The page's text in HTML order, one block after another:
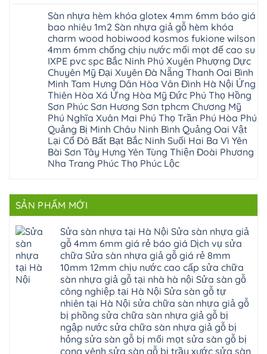
Nam
Định
Sóc
Sơn
Ninh
Bình
Thái
Bình
Vĩnh
Phúc
Tây
Hồ
Thanh
Hóa
Đống
Đa
Nghệ
An
đà
nẵng
thanh
xuân
cầu
giấy
hoành
bồ
hạ
long
ninh
giang
hoàng
mai
quảng
ninh
tây
hồ
sơn
tây
thất
mê
linh
thanh
quốc
đông
phòng
xuyên
đống
nhựa
composite
Phúc
Thọ
Phúc
Lộc
Hát
Môn
Sài
Gòn
Thạch
Thất
Hạ
Bằng
Tây
Phương
tphcm
Hòa
Lạc
Yên
Xuân
Đạo
Đà
Nẵng
Đồng
Dương
Đồng
Khánh
nghiệp
tại
Hà
Nội
Sửa
sàn
nhựa
giả
gỗ
Sửa
mặt
bậc
cầu
thang
nhựa
sửa
cửa
nhựa
composite
Thanh
Nam
Phù
Thanh
Thượng
Phúc
Thường
Chương
Dương
Hồng
Xuyên
bình
luận
ở
Sửa
sàn
gỗ
bị
hở
tại
Hà
Nội
Sửa
sàn
gỗ
công
nghiệp
bị
hở
Sửa
sàn
Sửa
mặt
bậc
cầu
nhựa
nhựa
composite
Xuân
Đông
Ngạc
Quảng
Thượng
Sàn nhựa hèm khóa glotex 4mm 6mm báo giá
bao nhiêu 1m2 Sàn nhựa giả gỗ hèm khóa
charm wood hobiwood kosmos fukione wilson
4mm 6mm chống chịu nước mối mọt đế cao su
IXPE pvc spc Bắc Ninh Phú Xuyên Phượng Dực
Chuyên Mỹ Đại Xuyên Đà Nẵng Thanh Oai Bình
Minh Tam Hưng Dân Hòa Vân Đình Hà Nội Ứng
Thiên Hòa Xá Ứng Hòa Mỹ Đức Phú Thọ Hồng
Sơn Phúc Sơn Hương Sơn tphcm Chương Mỹ
Phú Nghĩa Xuân Mai Phú Thọ Trần Phú Hòa Phú
Quảng Bị Minh Châu Ninh Bình Quảng Oai Vật
Lại Cổ Đô Bất Bạt Bắc Ninh Suối Hai Ba Vì Yên
Bài Sơn Tây Hưng Yên Tùng Thiện Đoài Phương
Nha Trang Phúc Thọ Phúc Lộc
luận
ở
Sàn
khóa
glotex
4mm
6mm
nhiêu
nhựa
SẢN PHẨM MỚI
Sửa sàn nhựa tại Hà Nội Sửa sàn nhựa giả
gỗ 4mm 6mm giá rẻ báo giá Dịch vụ sửa
chữa Sửa sàn nhựa giả gỗ giá rẻ 8mm
10mm 12mm chịu nước cao cấp sửa chữa
sàn nhựa giả gỗ tại nhà hà nội Sửa sàn gỗ
công nghiệp tại Hà Nội Sửa sàn gỗ tự
nhiên tại Hà Nội sửa chữa sàn nhựa giả gỗ
bị phồng sửa chữa sàn nhựa giả gỗ bị
ngập nước sửa chữa sàn nhựa giả gỗ bị
hỏng sửa sàn gỗ bị mối mọt sửa sàn gỗ bị
cong vênh sửa sàn gỗ bị trầy xước sửa sàn